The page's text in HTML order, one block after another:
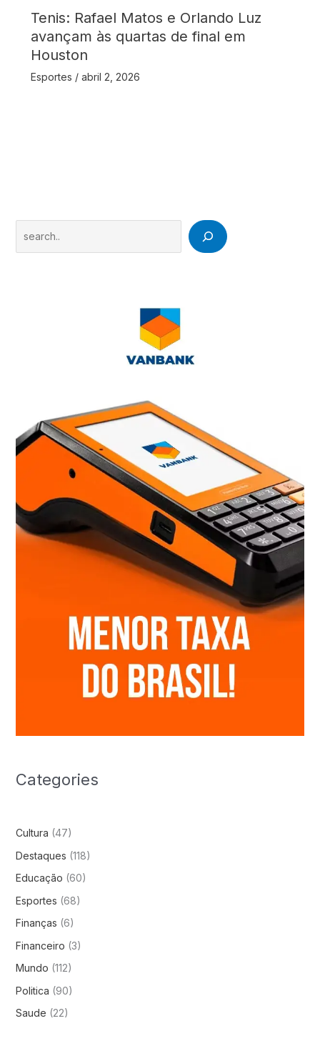
Tenis: Rafael Matos e Orlando Luz
avançam às quartas de final em
Houston
Esportes / abril 2, 2026
Categories
Cultura (47)
Destaques (118)
Educação (60)
Esportes (68)
Finanças (6)
Financeiro (3)
Mundo (112)
Politica (90)
Saude (22)